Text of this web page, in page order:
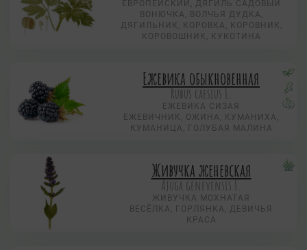
ЕВРОПЕЙСКИЙ, ДЯГИЛЬ САДОВЫЙ
ВОНЮЧКА, ВОЛЧЬЯ ДУДКА,
ДЯГИЛЬНИК, КОРОВКА, КОРОВНИК,
КОРОВОШНИК, КУКОТИНА
Ежевика обыкновенная
Rubus caesius L.
ЕЖЕВИКА СИЗАЯ
ЕЖЕВИЧНИК, ОЖИНА, КУМАНИХА,
КУМАНИЦА, ГОЛУБАЯ МАЛИНА
Живучка женевская
Ajuga genevensis L.
ЖИВУЧКА МОХНАТАЯ
ВЕСЁЛКА, ГОРЛЯНКА, ДЕВИЧЬЯ
КРАСА